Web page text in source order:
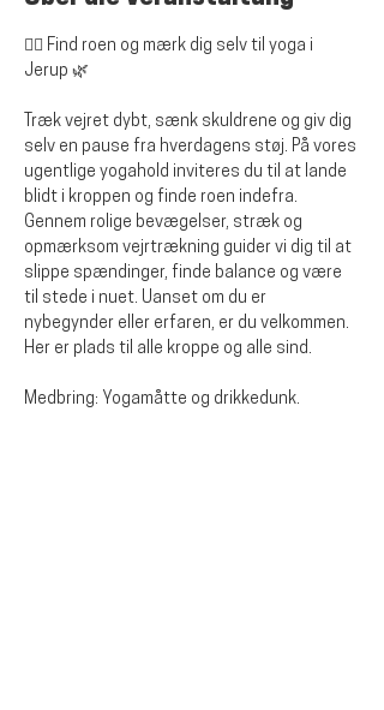
🧘‍♀️ Find roen og mærk dig selv til yoga i
Jerup 🌿
Træk vejret dybt, sænk skuldrene og giv dig
selv en pause fra hverdagens støj. På vores
ugentlige yogahold inviteres du til at lande
blidt i kroppen og finde roen indefra.
Gennem rolige bevægelser, stræk og
opmærksom vejrtrækning guider vi dig til at
slippe spændinger, finde balance og være
til stede i nuet. Uanset om du er
nybegynder eller erfaren, er du velkommen.
Her er plads til alle kroppe og alle sind.
Medbring: Yogamåtte og drikkedunk.